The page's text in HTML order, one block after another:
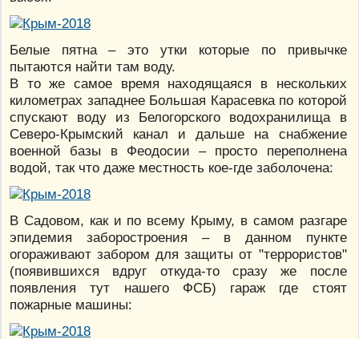
Белые пятна – это утки которые по привычке
пытаются найти там воду.
В то же самое время находящаяся в нескольких
километрах западнее Большая Карасевка по которой
спускают воду из Белогорского водохранилища в
Северо-Крымский канал и дальше на снабжение
военной базы в Феодосии – просто переполнена
водой, так что даже местность кое-где заболочена:
В Садовом, как и по всему Крыму, в самом разгаре
эпидемия заборостроения – в данном пункте
огораживают забором для защиты от "террористов"
(появившихся вдруг откуда-то сразу же после
появления тут нашего ФСБ) гараж где стоят
пожарные машины: